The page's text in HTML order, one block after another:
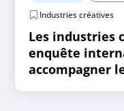
Industries créatives
Les industries
enquête
accompagner